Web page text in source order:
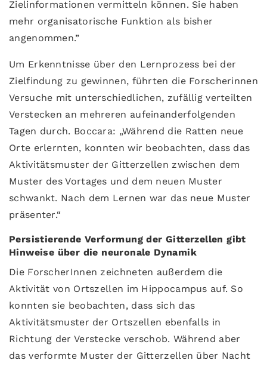
Zielinformationen vermitteln können. Sie haben
mehr organisatorische Funktion als bisher
angenommen.”
Um Erkenntnisse über den Lernprozess bei der
Zielfindung zu gewinnen, führten die Forscherinnen
Versuche mit unterschiedlichen, zufällig verteilten
Verstecken an mehreren aufeinanderfolgenden
Tagen durch. Boccara: „Während die Ratten neue
Orte erlernten, konnten wir beobachten, dass das
Aktivitätsmuster der Gitterzellen zwischen dem
Muster des Vortages und dem neuen Muster
schwankt. Nach dem Lernen war das neue Muster
präsenter.“
Persistierende Verformung der Gitterzellen gibt
Hinweise über die neuronale Dynamik
Die ForscherInnen zeichneten außerdem die
Aktivität von Ortszellen im Hippocampus auf. So
konnten sie beobachten, dass sich das
Aktivitätsmuster der Ortszellen ebenfalls in
Richtung der Verstecke verschob. Während aber
das verformte Muster der Gitterzellen über Nacht